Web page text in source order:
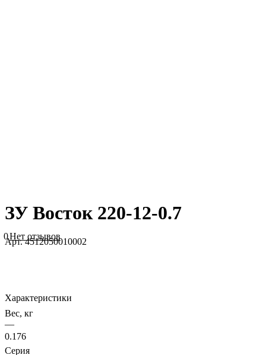
ЗУ Восток 220-12-0.7
0Нет отзывов
Арт.4512050010002
Характеристики
Вес, кг
—
0.176
Серия